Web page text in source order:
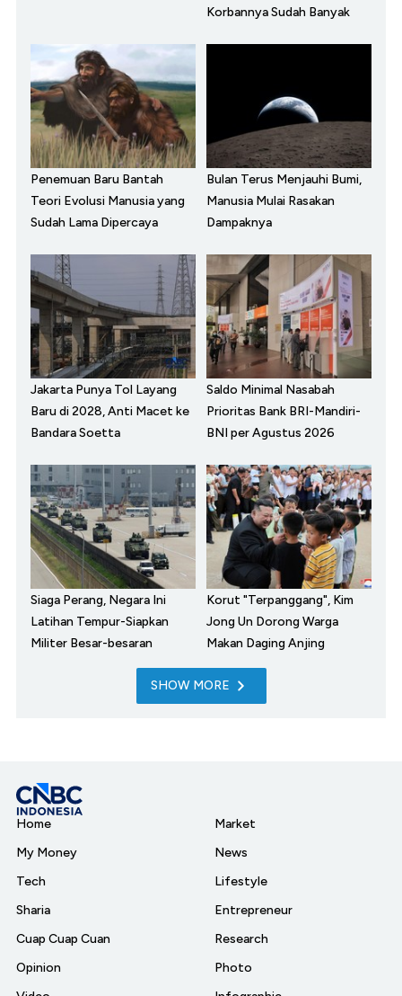
Korbannya Sudah Banyak
Penemuan Baru Bantah
Teori Evolusi Manusia yang
Sudah Lama Dipercaya
Bulan Terus Menjauhi Bumi,
Manusia Mulai Rasakan
Dampaknya
Jakarta Punya Tol Layang
Baru di 2028, Anti Macet ke
Bandara Soetta
Saldo Minimal Nasabah
Prioritas Bank BRI-Mandiri-
BNI per Agustus 2026
Siaga Perang, Negara Ini
Latihan Tempur-Siapkan
Militer Besar-besaran
Korut "Terpanggang", Kim
Jong Un Dorong Warga
Makan Daging Anjing
SHOW MORE
Home
My Money
Tech
Sharia
Cuap Cuap Cuan
Opinion
Market
News
Lifestyle
Entrepreneur
Research
Photo